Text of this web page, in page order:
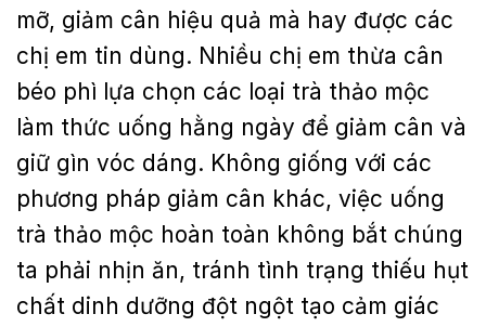
mỡ, giảm cân hiệu quả mà hay được các
chị em tin dùng. Nhiều chị em thừa cân
béo phì lựa chọn các loại trà thảo mộc
làm thức uống hằng ngày để giảm cân và
giữ gìn vóc dáng. Không giống với các
phương pháp giảm cân khác, việc uống
trà thảo mộc hoàn toàn không bắt chúng
ta phải nhịn ăn, tránh tình trạng thiếu hụt
chất dinh dưỡng đột ngột tạo cảm giác